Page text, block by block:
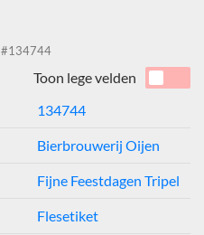
#134744
Toon lege velden
134744
Bierbrouwerij Oijen
Fijne Feestdagen Tripel
Flesetiket